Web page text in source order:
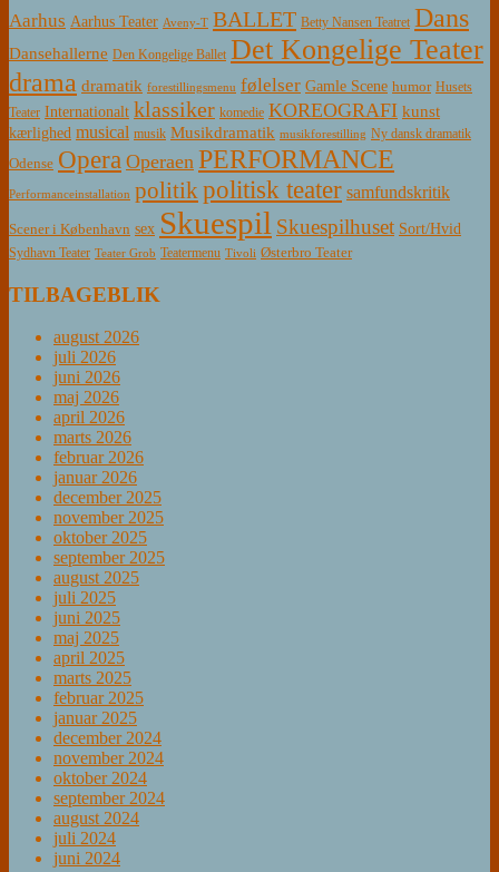
Aarhus Aarhus Teater Aveny-T BALLET Betty Nansen Teatret Dans
Dansehallerne Den Kongelige Ballet Det Kongelige Teater
drama dramatik forestillingsmenu følelser Gamle Scene humor Husets
Teater Internationalt klassiker komedie KOREOGRAFI kunst
kærlighed musical musik Musikdramatik musikforestilling Ny dansk dramatik
Odense Opera Operaen PERFORMANCE
Performanceinstallation politikpolitisk teater samfundskritik
Scener i København sex Skuespil Skuespilhuset Sort/Hvid
Sydhavn Teater Teater Grob Teatermenu Tivoli Østerbro Teater
TILBAGEBLIK
august 2026
juli 2026
juni 2026
maj 2026
april 2026
marts 2026
februar 2026
januar 2026
december 2025
november 2025
oktober 2025
september 2025
august 2025
juli 2025
juni 2025
maj 2025
april 2025
marts 2025
februar 2025
januar 2025
december 2024
november 2024
oktober 2024
september 2024
august 2024
juli 2024
juni 2024